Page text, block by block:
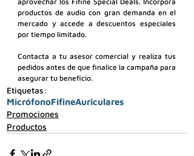
productos de audio con gran demanda en el
mercado y accede a descuentos especiales
por tiempo limitado.
Contacta a tu asesor comercial y realiza tus
pedidos antes de que finalice la campaña para
asegurar tu beneficio.
Etiquetas:
MicrófonoFifineAuriculares
Promociones
Productos